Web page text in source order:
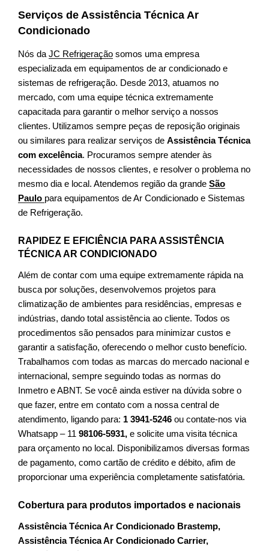
Serviços de Assistência Técnica Ar
Condicionado
Nós da JC Refrigeração somos uma empresa
especializada em equipamentos de ar condicionado e
sistemas de refrigeração. Desde 2013, atuamos no
mercado, com uma equipe técnica extremamente
capacitada para garantir o melhor serviço a nossos
clientes. Utilizamos sempre peças de reposição originais
ou similares para realizar serviços de Assistência Técnica
com excelência. Procuramos sempre atender às
necessidades de nossos clientes, e resolver o problema no
mesmo dia e local. Atendemos região da grande São
Paulo para equipamentos de Ar Condicionado e Sistemas
de Refrigeração.
RAPIDEZ E EFICIÊNCIA PARA ASSISTÊNCIA
TÉCNICA AR CONDICIONADO
Além de contar com uma equipe extremamente rápida na
busca por soluções, desenvolvemos projetos para
climatização de ambientes para residências, empresas e
indústrias, dando total assistência ao cliente. Todos os
procedimentos são pensados para minimizar custos e
garantir a satisfação, oferecendo o melhor custo benefício.
Trabalhamos com todas as marcas do mercado nacional e
internacional, sempre seguindo todas as normas do
Inmetro e ABNT. Se você ainda estiver na dúvida sobre o
que fazer, entre em contato com a nossa central de
atendimento, ligando para: 1 3941-5246 ou contate-nos via
Whatsapp – 11 98106-5931, e solicite uma visita técnica
para orçamento no local. Disponibilizamos diversas formas
de pagamento, como cartão de crédito e débito, afim de
proporcionar uma experiência completamente satisfatória.
Cobertura para produtos importados e nacionais
Assistência Técnica Ar Condicionado Brastemp,
Assistência Técnica Ar Condicionado Carrier,